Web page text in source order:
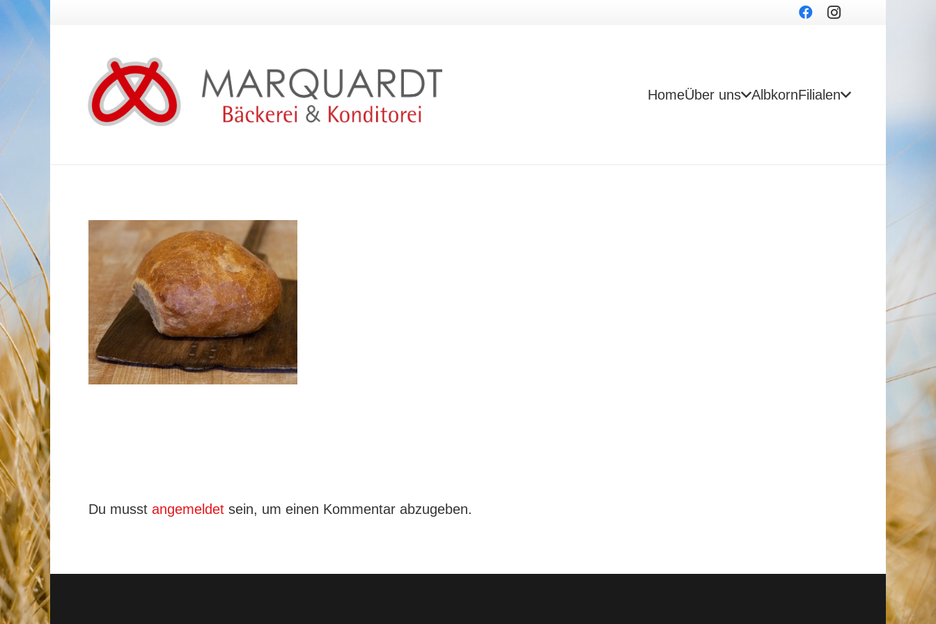
HomeÜber uns AlbkornFilialen
Du musst angemeldet sein, um einen Kommentar abzugeben.